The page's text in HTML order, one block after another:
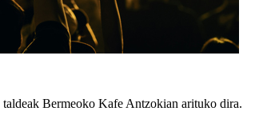
taldeak Bermeoko Kafe Antzokian arituko dira.